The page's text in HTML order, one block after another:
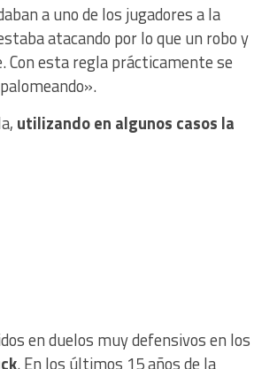
a uno de los jugadores a la
atacando por lo que un robo y
esta regla prácticamente se
utilizando en algunos casos la
en duelos muy defensivos en los
. En los últimos 15 años de la